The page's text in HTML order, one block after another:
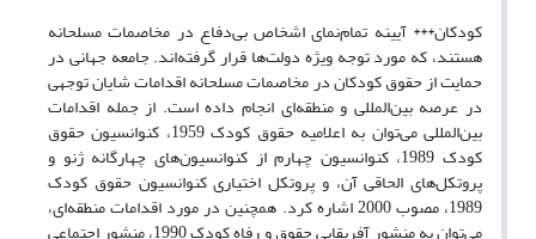
کودکان*** آیینه تمام‌نمای اشخاص بی‌دفاع در مخاصمات مسلحانه
هستند، که مورد توجه ویژه دولت‌ها قرار گرفته‌اند. جامعه جهانی در
حمایت از حقوق کودکان در مخاصمات مسلحانه اقدامات شایان توجهی
در عرصه بین‌المللی و منطقه‌ای انجام داده است. از جمله اقدامات
بین‌المللی می‌توان به اعلامیه حقوق کودک 1959، کنوانسیون حقوق
کودک 1989، کنوانسیون چهارم از کنوانسیون‌های چهارگانه ژنو و
پروتکل‌های الحاقی آن، و پروتکل اختیاری کنوانسیون حقوق کودک
1989، مصوب 2000 اشاره کرد. همچنین در مورد اقدامات منطقه‌ای،